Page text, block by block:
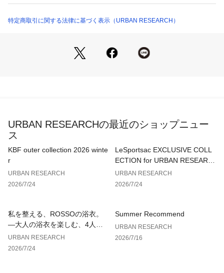
3シーズン穿けるライトなチノ生地
※この商品は、水分や汗、摩擦(特に湿った状態での)などによ
ンタグをご覧ください。
※商品画像は、光の当たり具合やパソコンなどの閲覧環境によ
り、実際の色味と異なって見える場合がございます。予めご了
※商品の色味の目安は、商品単体の画像をご参照ください。
お気に入り登録された商品は、マイページにて現在の価格情報
や在庫状況の確認が可能です。
お買い物リストの管理にぜひご利用ください。
素材感
AAA5-14B128 （ショップ）
特定商取引に関する法律に基づく表示（URBAN RESEARCH）
URBAN RESEARCHの最近のショップニュー
ス
KBF outer collection 2026 winte
r
URBAN RESEARCH
2026/7/24
LeSportsac EXCLUSIVE COLL
ECTION for URBAN RESEARC
H
URBAN RESEARCH
2026/7/24
私を整える、ROSSOの浴衣。
—大人の浴衣を楽しむ、4人のT
IPS—
URBAN RESEARCH
2026/7/24
Summer Recommend
URBAN RESEARCH
2026/7/16